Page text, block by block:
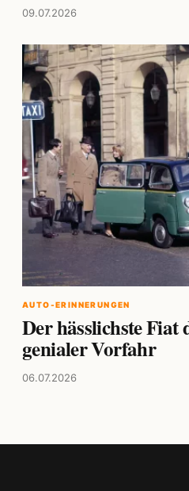
09.07.2026
AUTO-ERINNERUNGEN
Der hässlichste Fiat
genialer Vorfahr
06.07.2026